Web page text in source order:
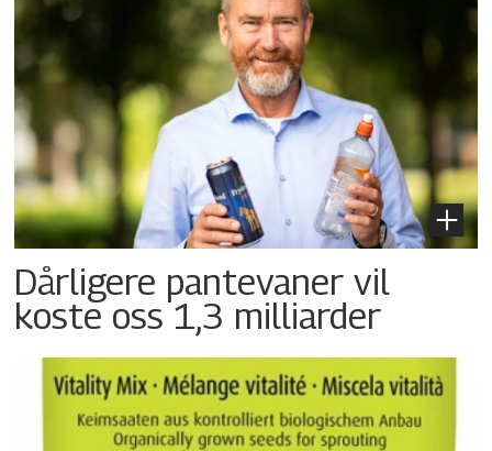
Dårligere pantevaner vil
koste oss 1,3 milliarder